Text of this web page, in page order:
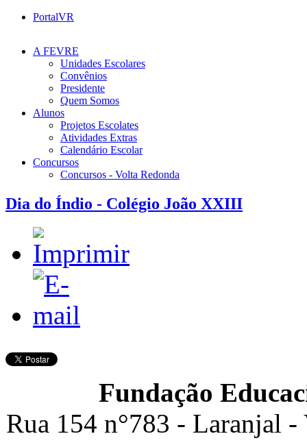
PortalVR
A FEVRE
Unidades Escolares
Convênios
Presidente
Quem Somos
Alunos
Projetos Escolates
Atividades Extras
Calendário Escolar
Concursos
Concursos - Volta Redonda
Dia do Índio - Colégio João XXIII
Fundação
Rua 154 n°783 - Laranjal